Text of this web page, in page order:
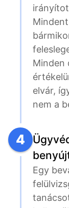
Minden
elvár,
nem a
4
Egy